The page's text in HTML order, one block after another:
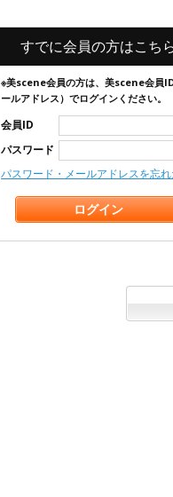
すでに会員の方はこち
※美scene会員の方は、美scene会員
ールアドレス）でログインください。
会員ID
パスワード
パスワード・メールアドレスを忘